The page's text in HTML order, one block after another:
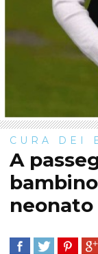
CURA DEI
A
neonato